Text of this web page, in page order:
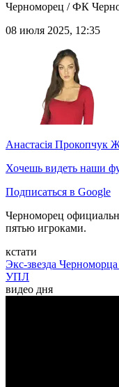
Черноморец / ФК
08 июля 2025, 12:35
Анастасія Прокопчук
Хочешь видеть наши
Подписаться в Google
Черноморец
пятью игроками.
кстати
Экс-звезда
УПЛ
видео дня